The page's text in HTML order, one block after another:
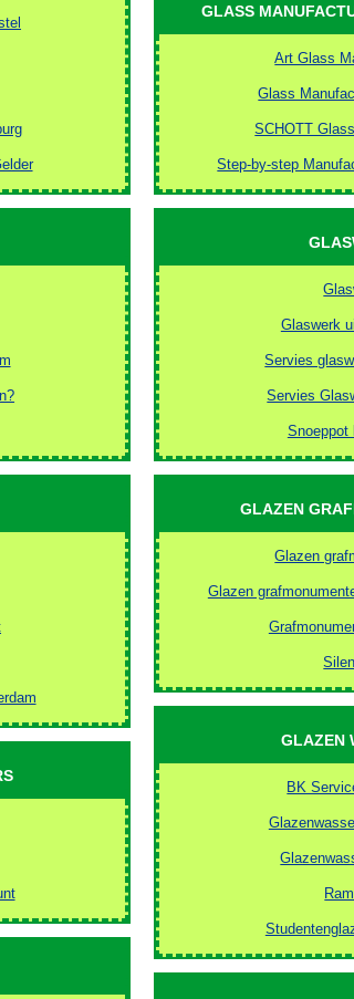
GLASS
Art Glass
Glass
SCHOTT
Step-by-step
Glaswerk
Servies
Servies
Snoeppot
GLAZEN
Glazen
Glazen
GLAZEN
BK